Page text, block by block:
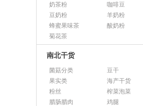
奶茶粉
咖啡豆
豆奶粉
羊奶粉
蜂蜜果味茶
酸奶粉
菊花茶
南北干货
菌菇分类
豆干
果实类
海产干货
粉丝
榨菜泡菜
腊肠腊肉
鸡腿